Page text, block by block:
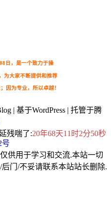
日，是一个致力于操
为大家不断提供和推荐
因为专业，所以卓越！
| 基于WordPress | 托管于腾
残喘了:20年68天11时2分51秒
号
供用于学习和交流.本站一切
门/不妥请联系本站站长删除.